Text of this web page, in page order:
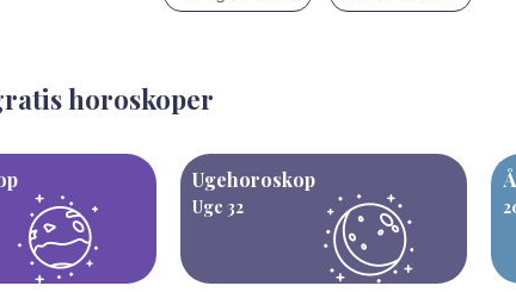
horoskoper
Ugehoroskop
Uge 32